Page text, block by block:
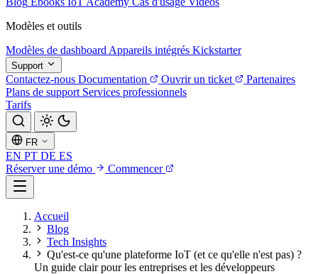
Modèles et outils
Modèles de dashboard Appareils intégrés Kickstarter
Support
Contactez-nous Documentation Ouvrir un ticket
Partenaires
Plans de support Services professionnels
Tarifs
FR
EN PT DE ES
Réserver une démo
Commencer
Accueil
Blog
Tech Insights
Qu'est-ce qu'une plateforme IoT (et ce qu'elle n'est pas) ?
Un guide clair pour les entreprises et les développeurs